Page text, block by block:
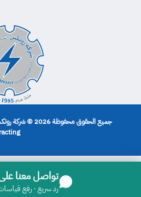
جميع الحقوق محفوظة 2026 © شركة روتكس للتجارة العامة والمقاولات | تصميم
racting
تواصل معنا
رد سريع · رفع